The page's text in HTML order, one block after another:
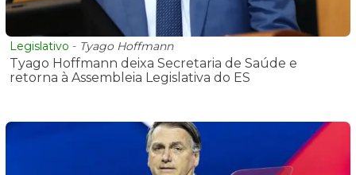
Legislativo - Tyago Hoffmann
Tyago Hoffmann deixa Secretaria de Saúde e
retorna à Assembleia Legislativa do ES